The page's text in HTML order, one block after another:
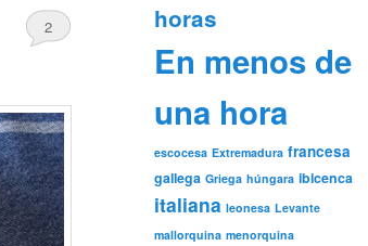
2
horas
En menos de
una hora
escocesa Extremadura francesa
gallega Griega húngara ibicenca
italiana leonesa Levante
mallorquina menorquina